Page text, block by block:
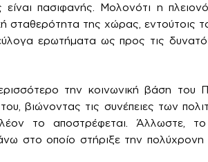
πασιφανής. Μολονότι η
σταθερότητα της χώρας, εντούτοις
ερωτήματα ως προς τις
την κοινωνική βάση
βιώνοντας τις συνέπειες των
το αποστρέφεται. Άλλωστε, το
στο οποίο στήριξε την πολύχρονη